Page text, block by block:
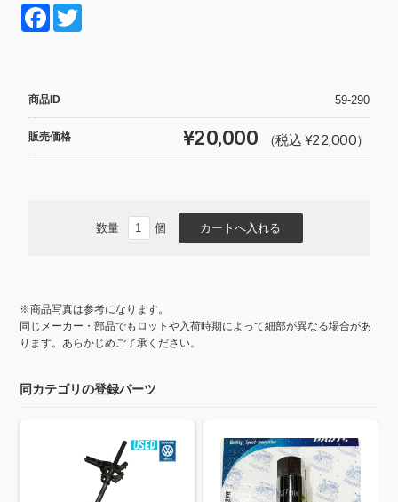
F
e
b
o
商品ID 59-290
販売価格 ¥20,000 （税込 ¥22,000）
数量 個
※商品写真は参考になります。
同じメーカー・部品でもロットや入荷時期によって細部が異なる場合があ
ります。あらかじめご了承ください。
同カテゴリの登録パーツ